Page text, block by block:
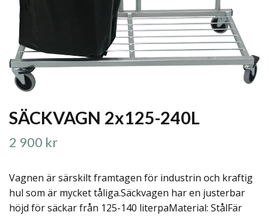
SÄCKVAGN 2x125-240L
2 900 kr
Vagnen är särskilt framtagen för industrin och kraftig
hul som är mycket tåliga.Säckvagen har en justerbar
höjd för säckar från 125-140 literpaMaterial: StålFär